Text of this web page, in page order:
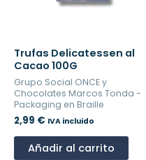
Trufas Delicatessen al
Cacao 100G
Grupo Social ONCE y
Chocolates Marcos Tonda -
Packaging en Braille
2,99 € IVA incluido
Añadir al carrito